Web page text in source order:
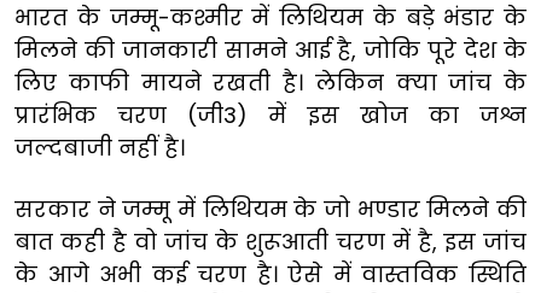
भारत के जम्मू-कश्मीर में लिथियम के बड़े भंडार के
मिलने की जानकारी सामने आई है, जोकि पूरे देश के
लिए काफी मायने रखती है। लेकिन क्या जांच के
प्रारंभिक चरण (जी3) में इस खोज का जश्न
जल्दबाजी नहीं है।
सरकार ने जम्मू में लिथियम के जो भण्डार मिलने की
बात कही है वो जांच के शुरूआती चरण में है, इस जांच
के आगे अभी कई चरण है। ऐसे में वास्तविक स्थिति